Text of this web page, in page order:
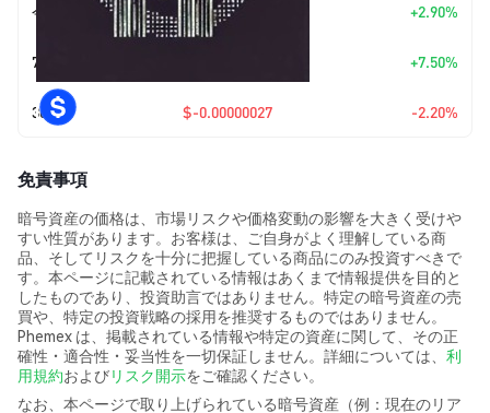
今日 + $0.00000034 +2.90%
7日 +7.50%
30日 $-0.00000027 -2.20%
免責事項
暗号資産の価格は、市場リスクや価格変動の影響を大きく受けや
すい性質があります。お客様は、ご自身がよく理解している商
品、そしてリスクを十分に把握している商品にのみ投資すべきで
す。本ページに記載されている情報はあくまで情報提供を目的と
したものであり、投資助言ではありません。特定の暗号資産の売
買や、特定の投資戦略の採用を推奨するものではありません。
Phemex は、掲載されている情報や特定の資産に関して、その正
確性・適合性・妥当性を一切保証しません。詳細については、 利
用規約およびリスク開示をご確認ください。
なお、本ページで取り上げられている暗号資産（例：現在のリア